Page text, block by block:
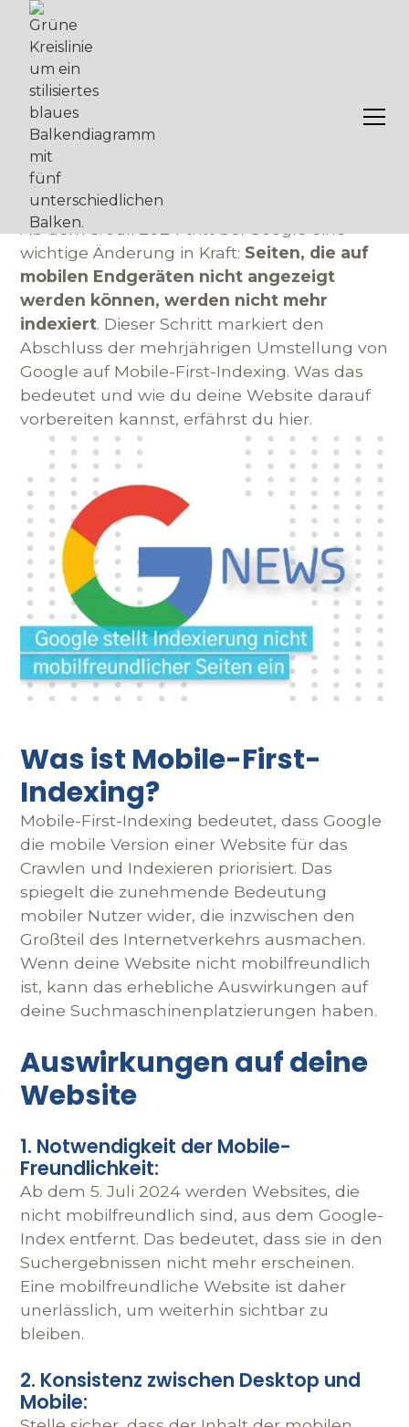
Google stellt Indexierung
nicht mobilfreundlicher
Seiten ab dem 5. Juli ein
Ab dem 5. Juli 2024 tritt bei Google eine
wichtige Änderung in Kraft: Seiten, die auf
mobilen Endgeräten nicht angezeigt
werden können, werden nicht mehr
indexiert. Dieser Schritt markiert den
Abschluss der mehrjährigen Umstellung von
Google auf Mobile-First-Indexing. Was das
bedeutet und wie du deine Website darauf
vorbereiten kannst, erfährst du hier.
Was ist Mobile-First-
Indexing?
Mobile-First-Indexing bedeutet, dass Google
die mobile Version einer Website für das
Crawlen und Indexieren priorisiert. Das
spiegelt die zunehmende Bedeutung
mobiler Nutzer wider, die inzwischen den
Großteil des Internetverkehrs ausmachen.
Wenn deine Website nicht mobilfreundlich
ist, kann das erhebliche Auswirkungen auf
deine Suchmaschinenplatzierungen haben.
Auswirkungen auf deine
Website
1. Notwendigkeit der Mobile-
Freundlichkeit:
Ab dem 5. Juli 2024 werden Websites, die
nicht mobilfreundlich sind, aus dem Google-
Index entfernt. Das bedeutet, dass sie in den
Suchergebnissen nicht mehr erscheinen.
Eine mobilfreundliche Website ist daher
unerlässlich, um weiterhin sichtbar zu
bleiben.
2. Konsistenz zwischen Desktop und
Mobile: